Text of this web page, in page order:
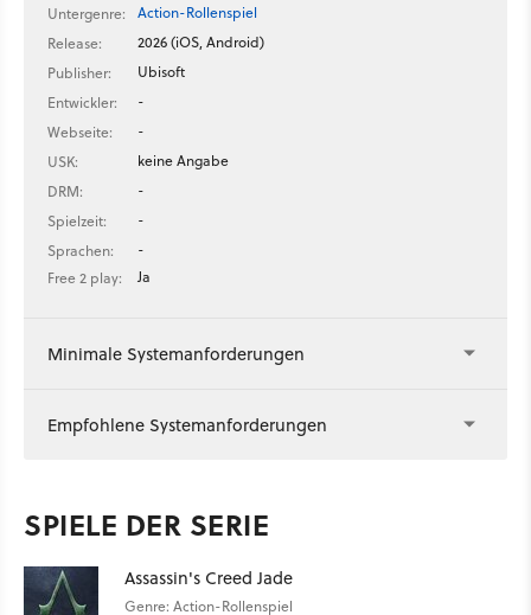
Untergenre:
Action-Rollenspiel
Release:
2026 (iOS, Android)
Publisher:
Ubisoft
Entwickler:
-
Webseite:
-
USK:
keine Angabe
DRM:
-
Spielzeit:
-
Sprachen:
-
Free 2 play:
Ja
Minimale Systemanforderungen
Empfohlene Systemanforderungen
SPIELE DER SERIE
Assassin's Creed Jade
Genre: Action-Rollenspiel